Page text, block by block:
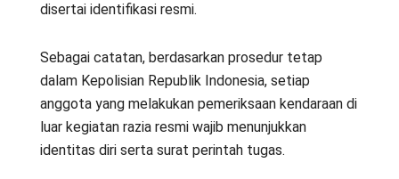
disertai identifikasi resmi.
Sebagai catatan, berdasarkan prosedur tetap
dalam Kepolisian Republik Indonesia, setiap
anggota yang melakukan pemeriksaan kendaraan di
luar kegiatan razia resmi wajib menunjukkan
identitas diri serta surat perintah tugas.